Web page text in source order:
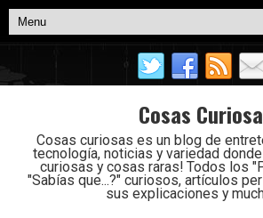
Cosas
Cosas curiosas es un blog de
tecnología, noticias y variedad
curiosas y cosas raras! Todos los
"Sabías que...?" curiosos, artículos
sus explicaciones y